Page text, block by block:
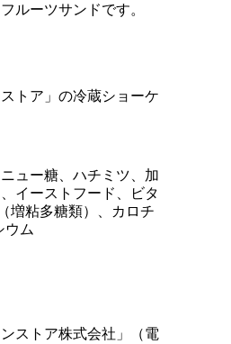
ルーツサンドです。
トア」の冷蔵ショーケ
ュー糖、ハチミツ、加
イーストフード、ビタ
増粘多糖類）、カロチ
ウム
ストア株式会社」（電